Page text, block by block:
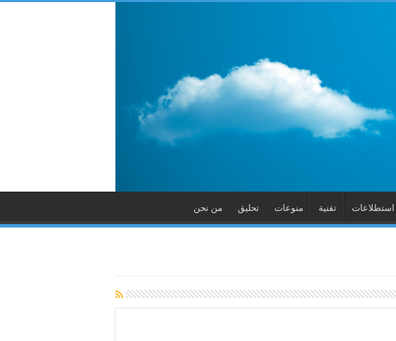
استطلاعات تقنية منوعات تحليق من نحن